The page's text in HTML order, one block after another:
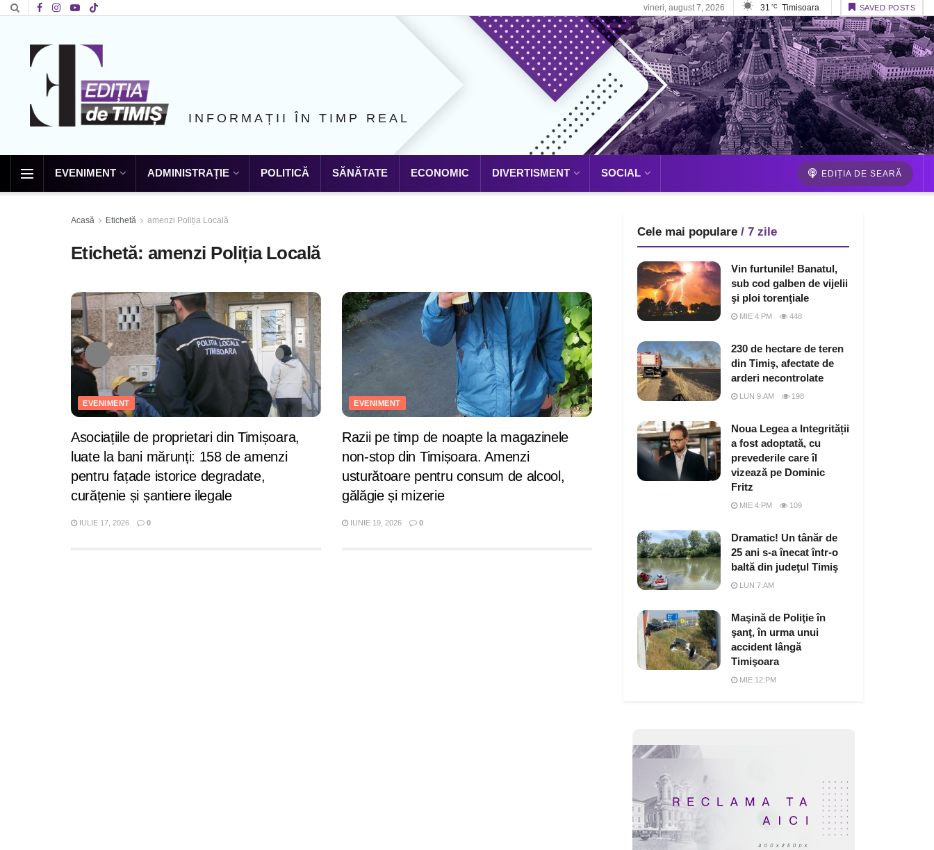
vineri, august 7, 2026 31 °C Timisoara SAVED POSTS
INFORMAȚII ÎN TIMP REAL
EVENIMENT ADMINISTRAȚIE POLITICĂ SĂNĂTATE ECONOMIC DIVERTISMENT SOCIAL EDIȚIA DE SEARĂ
Acasă Etichetă amenzi Poliția Locală
Etichetă: amenzi Poliția Locală
EVENIMENT
Asociațiile de proprietari din Timișoara,
luate la bani mărunți: 158 de amenzi
pentru fațade istorice degradate,
curățenie și șantiere ilegale
IULIE 17, 2026 0
EVENIMENT
Razii pe timp de noapte la magazinele
non-stop din Timișoara. Amenzi
usturătoare pentru consum de alcool,
gălăgie și mizerie
IUNIE 19, 2026 0
Cele mai populare / 7 zile
Vin furtunile! Banatul,
sub cod galben de vijelii
şi ploi torenţiale
MIE 4:PM 448
230 de hectare de teren
din Timiş, afectate de
arderi necontrolate
LUN 9:AM 198
Noua Legea a Integrității
a fost adoptată, cu
prevederile care îl
vizează pe Dominic
Fritz
MIE 4:PM 109
Dramatic! Un tânăr de
25 ani s-a înecat într-o
baltă din judeţul Timiş
LUN 7:AM
Maşină de Poliţie în
şanţ, în urma unui
accident lângă
Timişoara
MIE 12:PM